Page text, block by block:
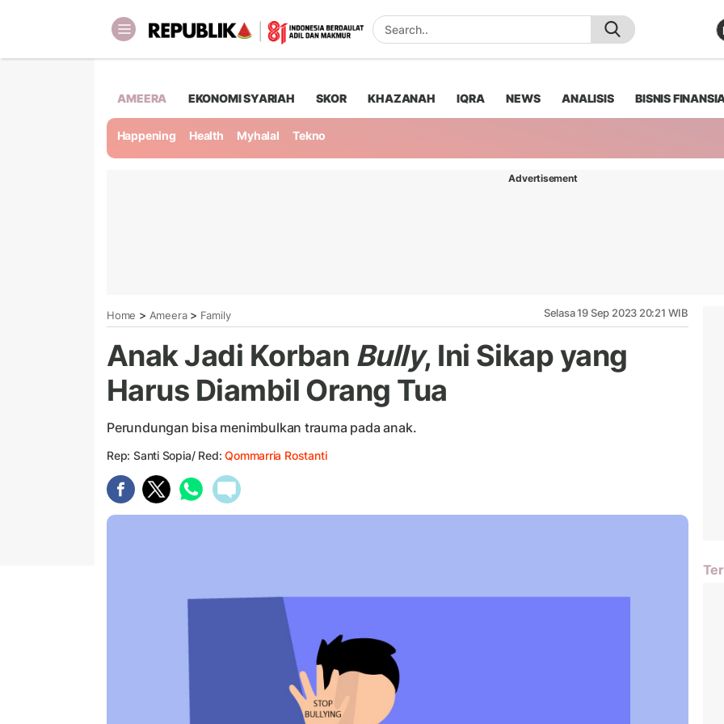
AMEERA EKONOMI SYARIAH SKOR KHAZANAH IQRA NEWS ANALISIS BISNIS
Happening Health Myhalal Tekno
Advertisement
Home > Ameera> Family Selasa 19 Sep 2023 20:21 WIB
Anak Jadi Korban Bully, Ini Sikap yang
Harus Diambil Orang Tua
Perundungan bisa menimbulkan trauma pada anak.
Rep: Santi Sopia/ Red:Qommarria Rostanti